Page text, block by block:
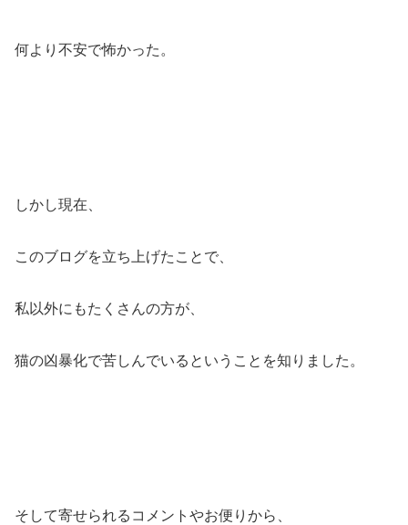
何より不安で怖かった。
しかし現在、
このブログを立ち上げたことで、
私以外にもたくさんの方が、
猫の凶暴化で苦しんでいるということを知りました。
そして寄せられるコメントやお便りから、